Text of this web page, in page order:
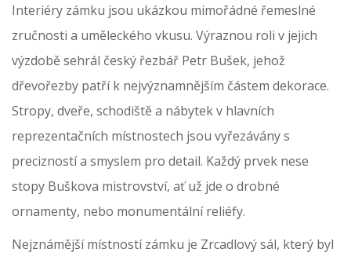
Interiéry zámku jsou ukázkou mimořádné řemeslné
zručnosti a uměleckého vkusu. Výraznou roli v jejich
výzdobě sehrál český řezbář Petr Bušek, jehož
dřevořezby patří k nejvýznamnějším částem dekorace.
Stropy, dveře, schodiště a nábytek v hlavních
reprezentačních místnostech jsou vyřezávány s
precizností a smyslem pro detail. Každý prvek nese
stopy Buškova mistrovství, ať už jde o drobné
ornamenty, nebo monumentální reliéfy.
Nejznámější místností zámku je Zrcadlový sál, který byl